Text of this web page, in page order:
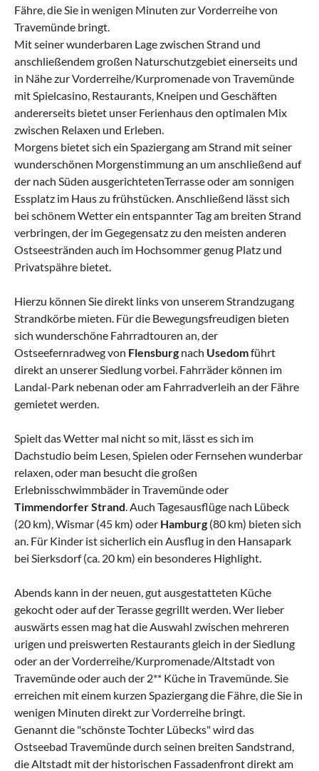
Fähre, die Sie in wenigen Minuten zur Vorderreihe von
Travemünde bringt.
Mit seiner wunderbaren Lage zwischen Strand und
anschließendem großen Naturschutzgebiet einerseits und
in Nähe zur Vorderreihe/Kurpromenade von Travemünde
mit Spielcasino, Restaurants, Kneipen und Geschäften
andererseits bietet unser Ferienhaus den optimalen Mix
zwischen Relaxen und Erleben.
Morgens bietet sich ein Spaziergang am Strand mit seiner
wunderschönen Morgenstimmung an um anschließend auf
der nach Süden ausgerichtetenTerrasse oder am sonnigen
Essplatz im Haus zu frühstücken. Anschließend lässt sich
bei schönem Wetter ein entspannter Tag am breiten Strand
verbringen, der im Gegegensatz zu den meisten anderen
Ostseestränden auch im Hochsommer genug Platz und
Privatspähre bietet.
Hierzu können Sie direkt links von unserem Strandzugang
Strandkörbe mieten. Für die Bewegungsfreudigen bieten
sich wunderschöne Fahrradtouren an, der
Ostseefernradweg von Flensburg nach Usedomführt
direkt an unserer Siedlung vorbei. Fahrräder können im
Landal-Park nebenan oder am Fahrradverleih an der Fähre
gemietet werden.
Spielt das Wetter mal nicht so mit, lässt es sich im
Dachstudio beim Lesen, Spielen oder Fernsehen wunderbar
relaxen, oder man besucht die großen
Erlebnisschwimmbäder in Travemünde oder
Timmendorfer Strand . Auch Tagesausflüge nach Lübeck
(20 km), Wismar (45 km) oder Hamburg (80 km) bieten sich
an. Für Kinder ist sicherlich ein Ausflug in den Hansapark
bei Sierksdorf (ca. 20 km) ein besonderes Highlight.
Abends kann in der neuen, gut ausgestatteten Küche
gekocht oder auf der Terasse gegrillt werden. Wer lieber
auswärts essen mag hat die Auswahl zwischen mehreren
urigen und preiswerten Restaurants gleich in der Siedlung
oder an der Vorderreihe/Kurpromenade/Altstadt von
Travemünde oder auch der 2** Küche in Travemünde. Sie
erreichen mit einem kurzen Spaziergang die Fähre, die Sie in
wenigen Minuten direkt zur Vorderreihe bringt.
Genannt die "schönste Tochter Lübecks" wird das
Ostseebad Travemünde durch seinen breiten Sandstrand,
die Altstadt mit der historischen Fassadenfront direkt am